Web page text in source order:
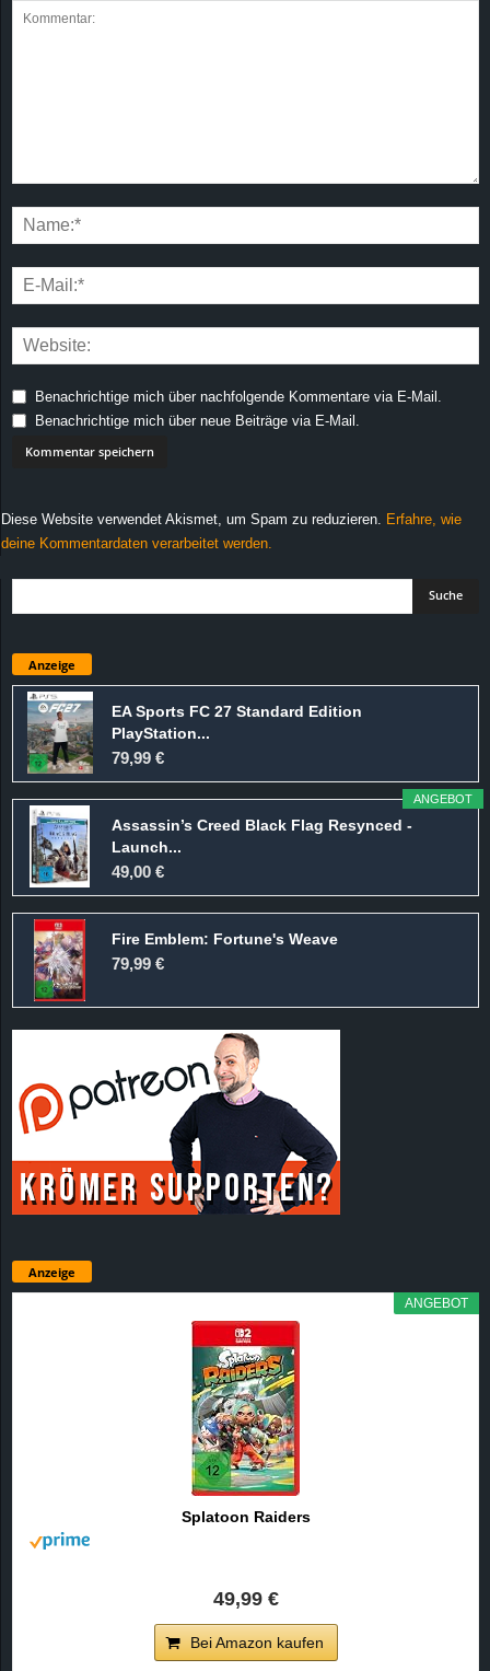
Benachrichtige mich über nachfolgende Kommentare via E-Mail.
Benachrichtige mich über neue Beiträge via E-Mail.
Diese Website verwendet Akismet, um Spam zu reduzieren.
Erfahre, wie
deine Kommentardaten verarbeitet werden.
Anzeige
EA Sports FC 27 Standard Edition
PlayStation...
79,99 €
ANGEBOT
Assassin’s Creed Black Flag Resynced -
Launch...
49,00 €
Fire Emblem: Fortune's Weave
79,99 €
Anzeige
ANGEBOT
Splatoon Raiders
49,99 €
Bei Amazon kaufen